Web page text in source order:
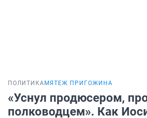
ПОЛИТИКА МЯТЕЖ ПРИГОЖИНА
«Уснул продюсером,
полководцем». Как